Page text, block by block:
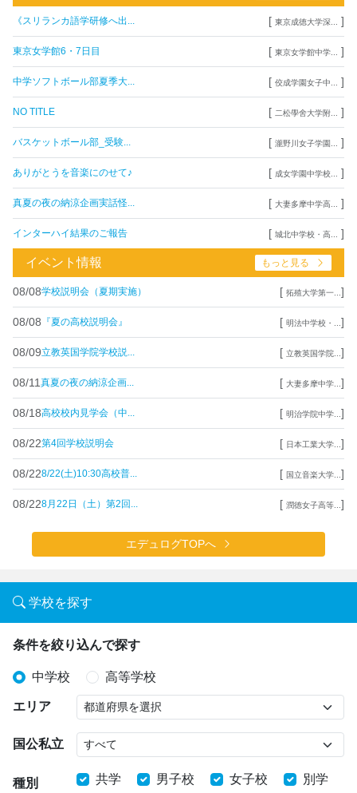
《スリランカ語学研修へ出... [ 東京成徳大学深... ]
東京女学館6・7日目 [ 東京女学館中学... ]
中学ソフトボール部夏季大... [ 佼成学園女子中... ]
NO TITLE [ 二松學舍大学附... ]
バスケットボール部_受験... [ 瀧野川女子学園... ]
ありがとうを音楽にのせて♪ [ 成女学園中学校... ]
真夏の夜の納涼企画実話怪... [ 大妻多摩中学高... ]
インターハイ結果のご報告 [ 城北中学校・高... ]
イベント情報 もっと見る
08/08学校説明会（夏期実施） [ 拓殖大学第一... ]
08/08 『夏の高校説明会』 [ 明法中学校・... ]
08/09立教英国学院学校説... [ 立教英国学院... ]
08/11 真夏の夜の納涼企画... [ 大妻多摩中学... ]
08/18高校校内見学会（中... [ 明治学院中学... ]
08/22第4回学校説明会 [ 日本工業大学... ]
08/228/22(土)10:30高校普... [ 国立音楽大学... ]
08/228月22日（土）第2回... [ 潤徳女子高等... ]
エデュログTOPへ
学校を探す
条件を絞り込んで探す
中学校 高等学校
エリア
国公私立
種別 共学 男子校 女子校 別学